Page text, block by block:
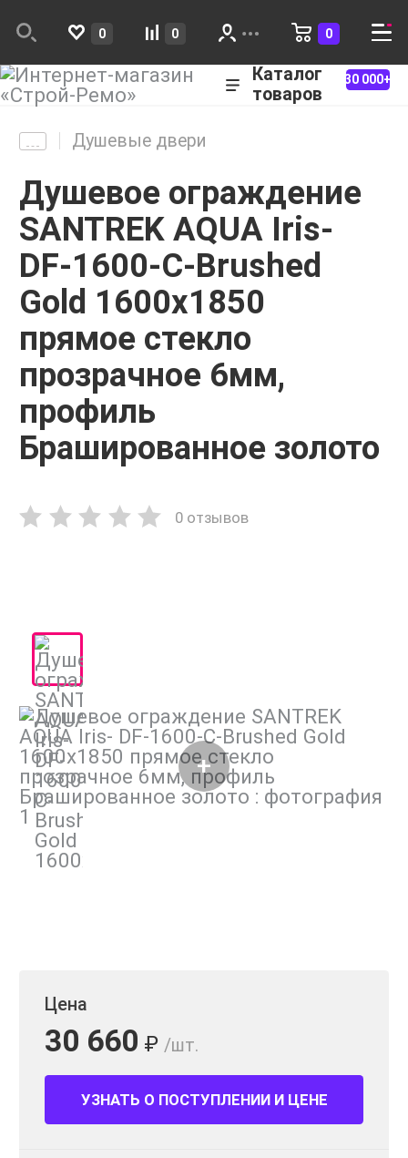
0 0 0
Каталог
товаров
30 000+
Душевые двери
Душевое ограждение
SANTREK AQUA Iris-
DF-1600-C-Brushed
Gold 1600х1850
прямое стекло
прозрачное 6мм,
профиль
Брашированное золото
0 отзывов
Цена
30 660 ₽ /шт.
УЗНАТЬ О ПОСТУПЛЕНИИ И ЦЕНЕ